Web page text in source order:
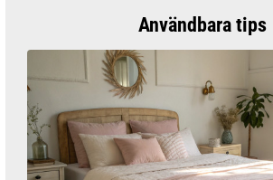
Användbara tips